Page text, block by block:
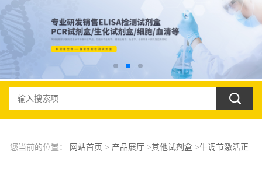
您当前的位置： 网站首页 > 产品展厅>其他试剂盒>牛调节激活正